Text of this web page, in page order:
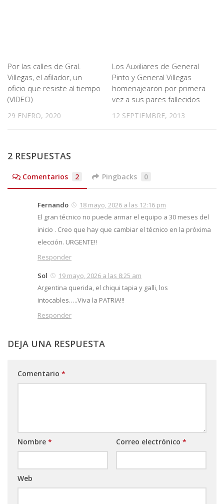
Por las calles de Gral.
Villegas, el afilador, un
oficio que resiste al tiempo
(VIDEO)
29 ENERO, 2020
Los Auxiliares de General
Pinto y General Villegas
homenajearon por primera
vez a sus pares fallecidos
12 SEPTIEMBRE, 2013
2 RESPUESTAS
Comentarios 2 Pingbacks 0
Fernando
18 mayo, 2026 a las 12:16 pm
El gran técnico no puede armar el equipo a 30 meses del
inicio . Creo que hay que cambiar el técnico en la próxima
elección. URGENTE!!
Responder
Sol
19 mayo, 2026 a las 8:25 am
Argentina querida, el chiqui tapia y galli, los
intocables…..Viva la PATRIA!!!
Responder
DEJA UNA RESPUESTA
Comentario *
Nombre * Correo electrónico *
Web